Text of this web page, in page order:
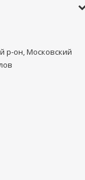
р-он, Московский